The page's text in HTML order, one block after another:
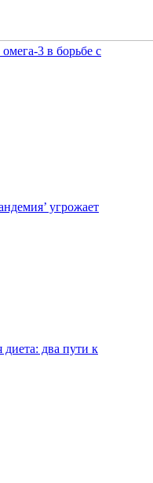
3 в борьбе с
угрожает
два пути к